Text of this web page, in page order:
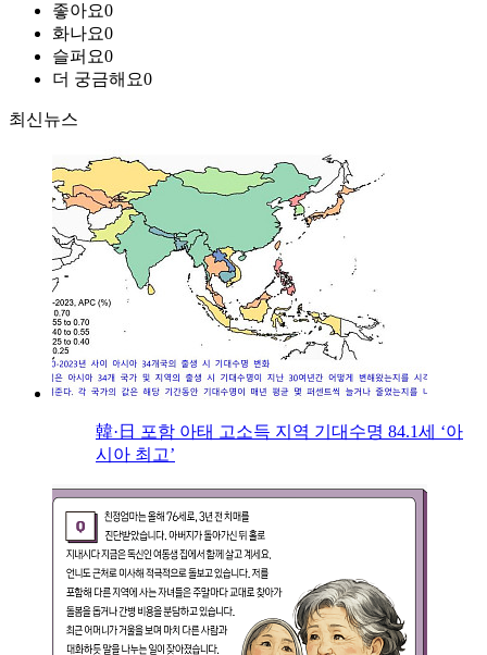
좋아요0
화나요0
슬퍼요0
더 궁금해요0
최신뉴스
韓·日 포함 아태 고소득 지역 기대수명 84.1세 ‘아
시아 최고’